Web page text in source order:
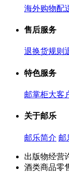
海外购物配
售后服务
退换货规则
特色服务
邮掌柜大客
关于邮乐
邮乐简介 邮
出版物经营
酒类商品零